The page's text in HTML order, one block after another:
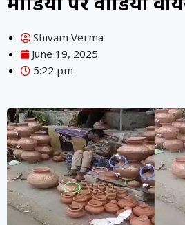
Shivam Verma
June 19, 2025
5:22 pm